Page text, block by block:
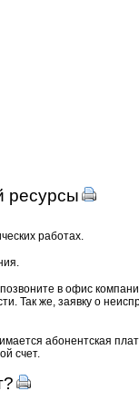
ресурсы
работах.
в офис
Так же, заявку о
абонентская
счет.